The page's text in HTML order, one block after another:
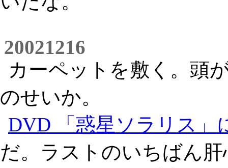
20021216
カーペットを敷く。頭
のせいか。
DVD 「惑星ソラリス」
だ。ラストのいちばん